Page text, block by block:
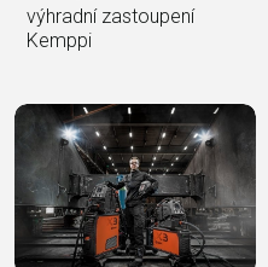
výhradní zastoupení
Kemppi